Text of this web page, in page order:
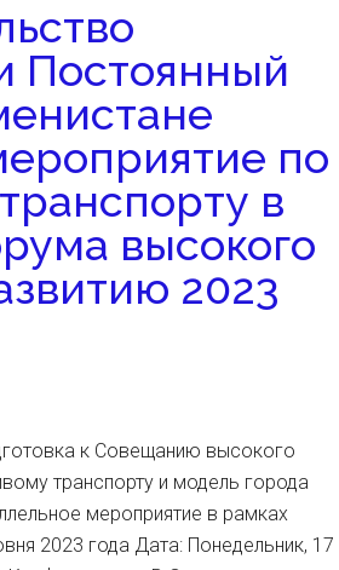
Постоянный
по
в
высокого
2023
к Совещанию высокого
транспорту и модель города
мероприятие в рамках
2023 года Дата: Понедельник, 17